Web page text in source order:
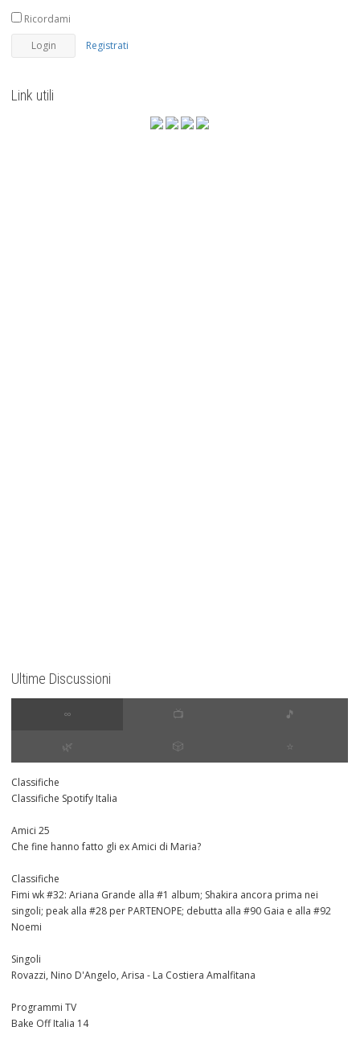
Ricordami
Registrati
Link utili
Ultime Discussioni
∞ 📺 🎵
🌿 🎲 ⭐️
Classifiche
Classifiche Spotify Italia
Amici 25
Che fine hanno fatto gli ex Amici di Maria?
Classifiche
Fimi wk #32: Ariana Grande alla #1 album; Shakira ancora prima nei
singoli; peak alla #28 per PARTENOPE; debutta alla #90 Gaia e alla #92
Noemi
Singoli
Rovazzi, Nino D'Angelo, Arisa - La Costiera Amalfitana
Programmi TV
Bake Off Italia 14